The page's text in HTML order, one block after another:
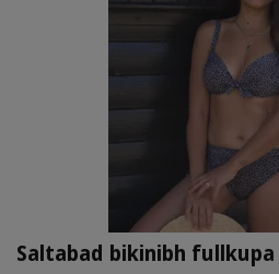
Saltabad bikinibh